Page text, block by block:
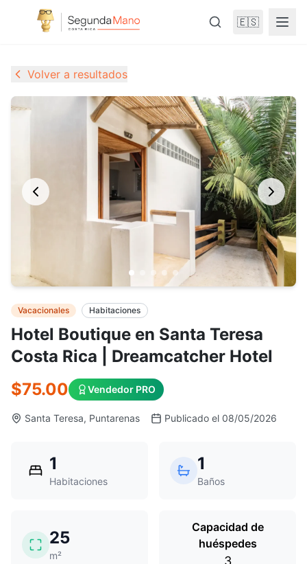
🇪🇸
Volver a resultados
Hotel Boutique en Santa Teresa
Costa Rica | Dreamcatcher Hotel
Vacacionales Habitaciones
$75.00 Vendedor PRO
Santa Teresa, Puntarenas Publicado el 08/05/2026
1
Habitaciones
1
Baños
25
m²
Capacidad de
huéspedes
3